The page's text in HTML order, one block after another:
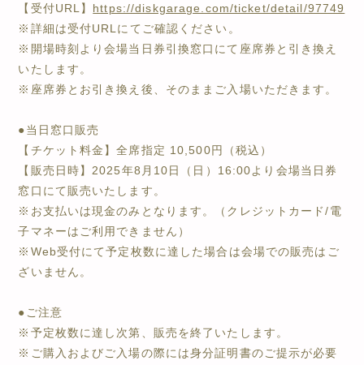
【受付URL】 https://diskgarage.com/ticket/detail/97749
※詳細は受付URLにてご確認ください。
※開場時刻より会場当日券引換窓口にて座席券と引き換え
いたします。
※座席券とお引き換え後、そのままご入場いただきます。
●当日窓口販売
【チケット料金】全席指定 10,500円（税込）
【販売日時】2025年8月10日（日）16:00より会場当日券
窓口にて販売いたします。
※お支払いは現金のみとなります。（クレジットカード/電
子マネーはご利用できません）
※Web受付にて予定枚数に達した場合は会場での販売はご
ざいません。
●ご注意
※予定枚数に達し次第、販売を終了いたします。
※ご購入およびご入場の際には身分証明書のご提示が必要